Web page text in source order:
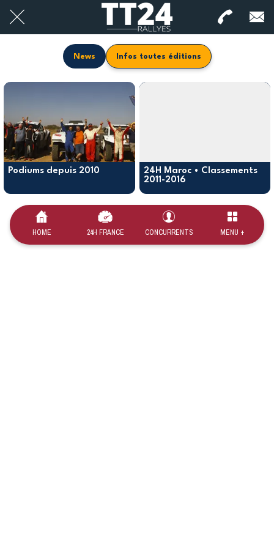
News Infos toutes éditions
Podiums depuis 2010
24H Maroc • Classements
2011-2016
HOME 24H FRANCE CONCURRENTS MENU +